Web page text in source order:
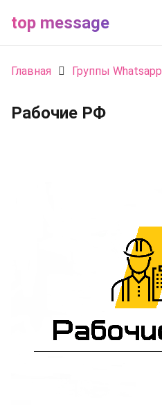
top message
Главная Группы Whatsapp
Рабочие РФ